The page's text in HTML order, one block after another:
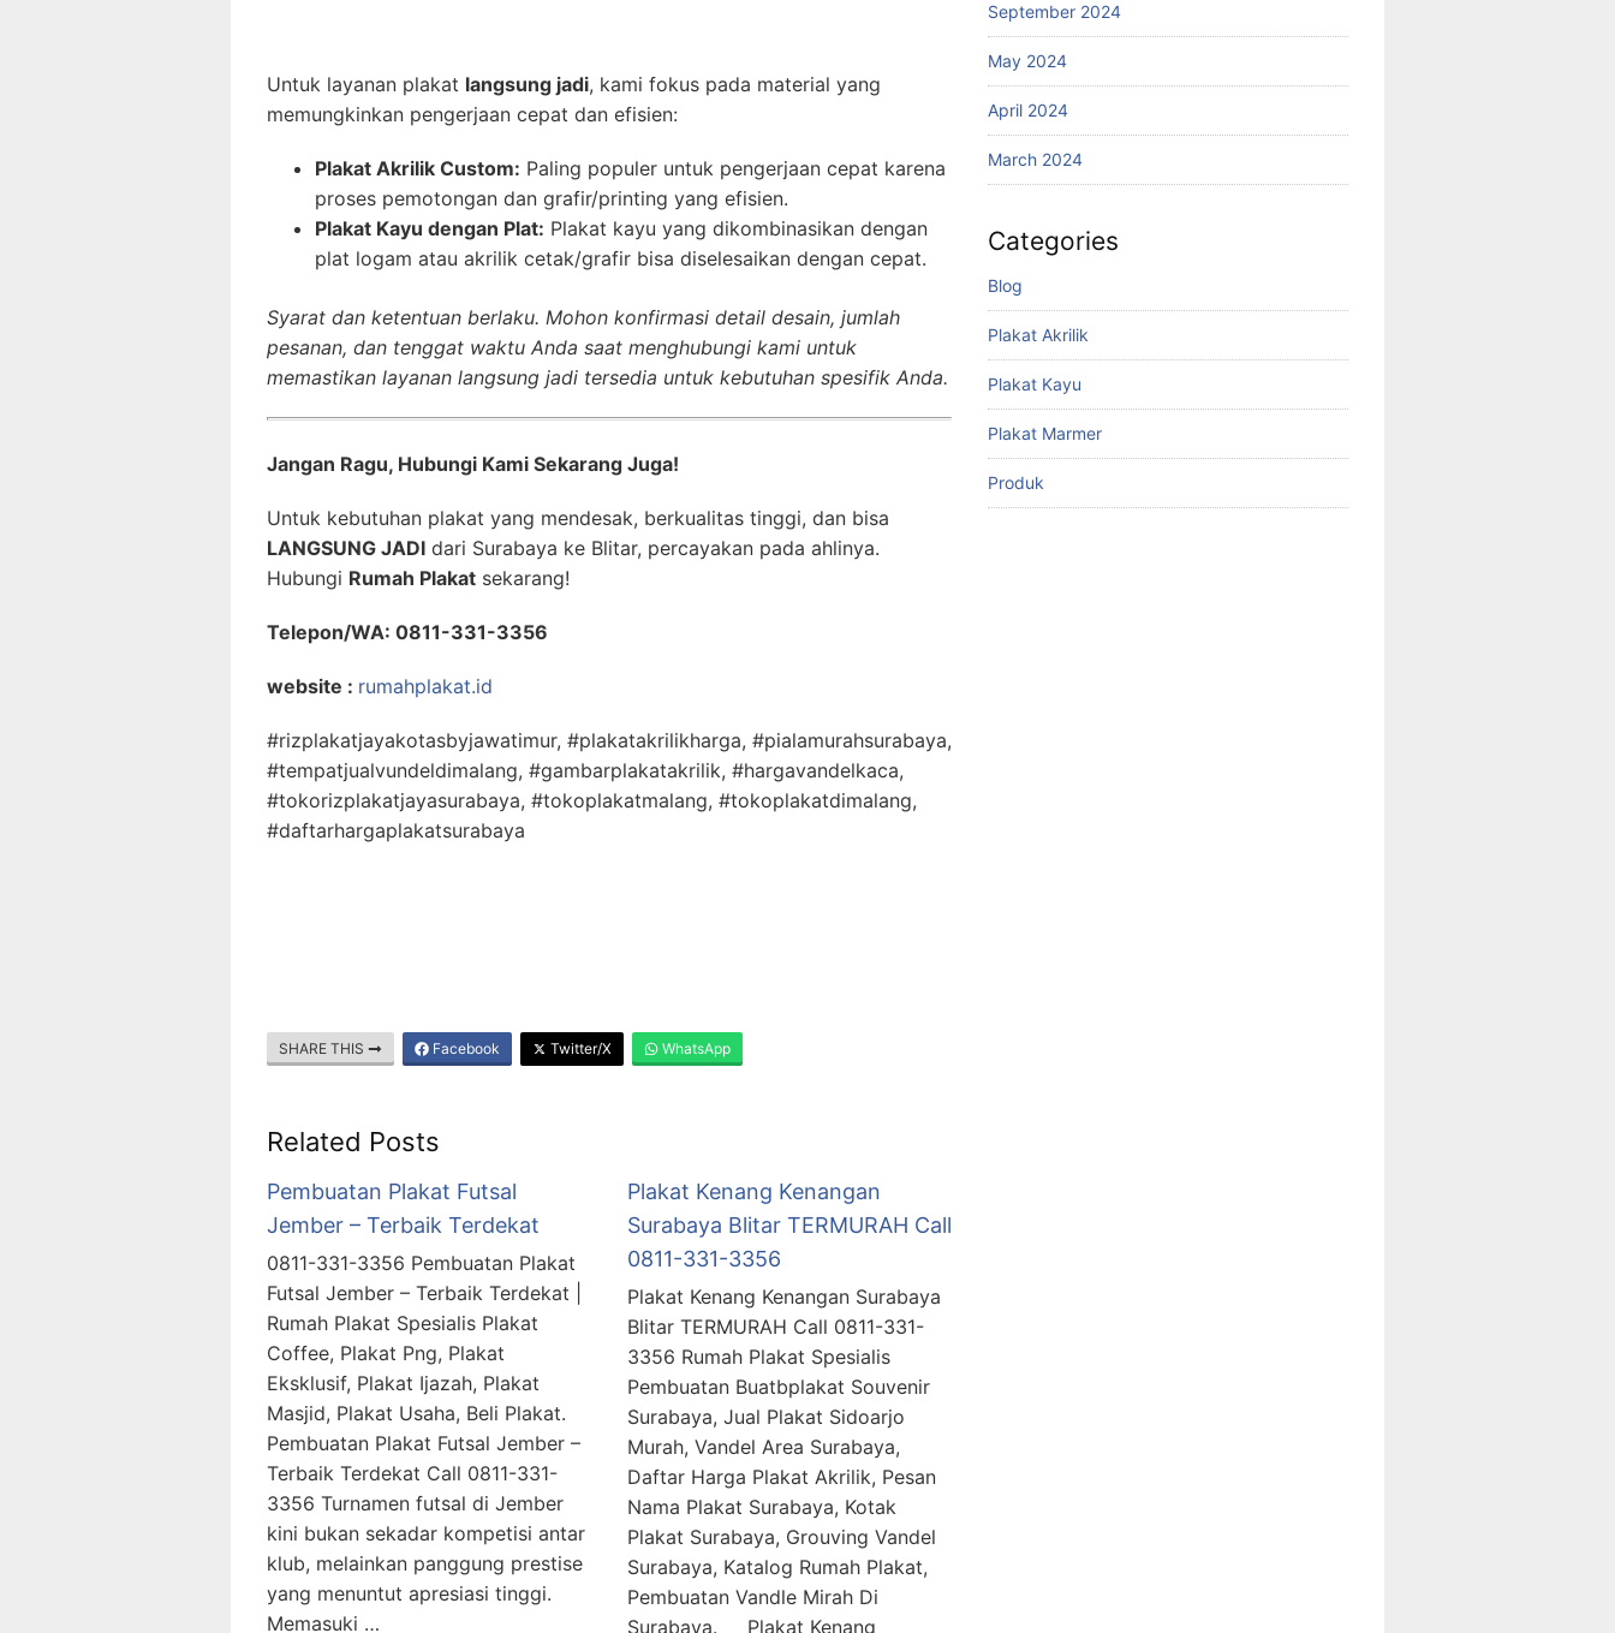
Untuk layanan plakat langsung jadi, kami fokus pada material yang
memungkinkan pengerjaan cepat dan efisien:
Plakat Akrilik Custom: Paling populer untuk pengerjaan cepat karena
proses pemotongan dan grafir/printing yang efisien.
Plakat Kayu dengan Plat: Plakat kayu yang dikombinasikan dengan
plat logam atau akrilik cetak/grafir bisa diselesaikan dengan cepat.
Syarat dan ketentuan berlaku. Mohon konfirmasi detail desain, jumlah
pesanan, dan tenggat waktu Anda saat menghubungi kami untuk
memastikan layanan langsung jadi tersedia untuk kebutuhan spesifik Anda.
Jangan Ragu, Hubungi Kami Sekarang Juga!
Untuk kebutuhan plakat yang mendesak, berkualitas tinggi, dan bisa
LANGSUNG JADI dari Surabaya ke Blitar, percayakan pada ahlinya.
Hubungi Rumah Plakat sekarang!
Telepon/WA: 0811-331-3356
website : rumahplakat.id
#rizplakatjayakotasbyjawatimur, #plakatakrilikharga, #pialamurahsurabaya,
#tempatjualvundeldimalang, #gambarplakatakrilik, #hargavandelkaca,
#tokorizplakatjayasurabaya, #tokoplakatmalang, #tokoplakatdimalang,
#daftarhargaplakatsurabaya
SHARE THIS Facebook Twitter/X WhatsApp
Related Posts
Pembuatan Plakat Futsal
Jember – Terbaik Terdekat
0811-331-3356 Pembuatan Plakat
Futsal Jember – Terbaik Terdekat |
Rumah Plakat Spesialis Plakat
Coffee, Plakat Png, Plakat
Eksklusif, Plakat Ijazah, Plakat
Masjid, Plakat Usaha, Beli Plakat.
Pembuatan Plakat Futsal Jember –
Terbaik Terdekat Call 0811-331-
3356 Turnamen futsal di Jember
kini bukan sekadar kompetisi antar
klub, melainkan panggung prestise
yang menuntut apresiasi tinggi.
Memasuki …
Plakat Kenang Kenangan
Surabaya Blitar TERMURAH Call
0811-331-3356
Plakat Kenang Kenangan Surabaya
Blitar TERMURAH Call 0811-331-
3356 Rumah Plakat Spesialis
Pembuatan Buatbplakat Souvenir
Surabaya, Jual Plakat Sidoarjo
Murah, Vandel Area Surabaya,
Daftar Harga Plakat Akrilik, Pesan
Nama Plakat Surabaya, Kotak
Plakat Surabaya, Grouving Vandel
Surabaya, Katalog Rumah Plakat,
Pembuatan Vandle Mirah Di
Surabaya. Plakat Kenang
September 2024
May 2024
April 2024
March 2024
Categories
Blog
Plakat Akrilik
Plakat Kayu
Plakat Marmer
Produk